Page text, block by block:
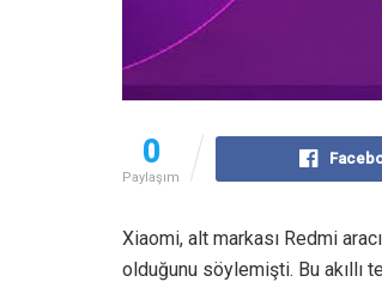
0
Paylaşım
Xiaomi, alt markası Redmi
olduğunu söylemişti. Bu akıllı